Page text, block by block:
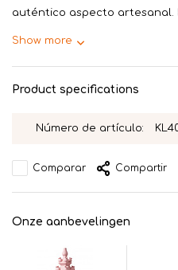
auténtico aspecto artesanal.
Show more
Product specifications
Número de artículo:
Comparar Compartir
Onze aanbevelingen